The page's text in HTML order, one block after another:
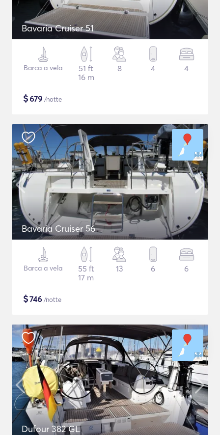
Bavaria Cruiser 51
Barca a vela
51 ft
16 m
8 4 4
$679 /notte
Bavaria Cruiser 56
Barca a vela
55 ft
17 m
13 6 6
$746 /notte
Dufour 382 GL